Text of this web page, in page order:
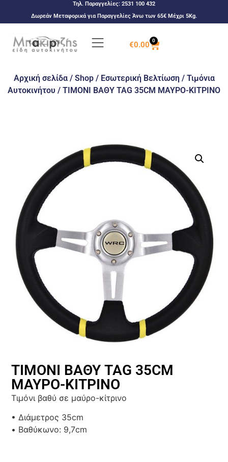
Τηλ. Παραγγελίες: 2531 100 432
Δωρεάν Μεταφορικά για Παραγγελίες Άνω των 65€ Μέχρι 5Kg.
€0.00 0
Αρχική σελίδα/ Shop/ Εσωτερική Βελτίωση/ Τιμόνια
Αυτοκινήτου / ΤΙΜΟΝΙ ΒΑΘΥ TAG 35CM ΜΑΥΡΟ-ΚΙΤΡΙΝΟ
ΤΙΜΟΝΙ ΒΑΘΥ TAG 35CM
ΜΑΥΡΟ-ΚΙΤΡΙΝΟ
Τιμόνι βαθύ σε μαύρο-κίτρινο
• Διάμετρος 35cm
• Βαθύκωνο: 9,7cm